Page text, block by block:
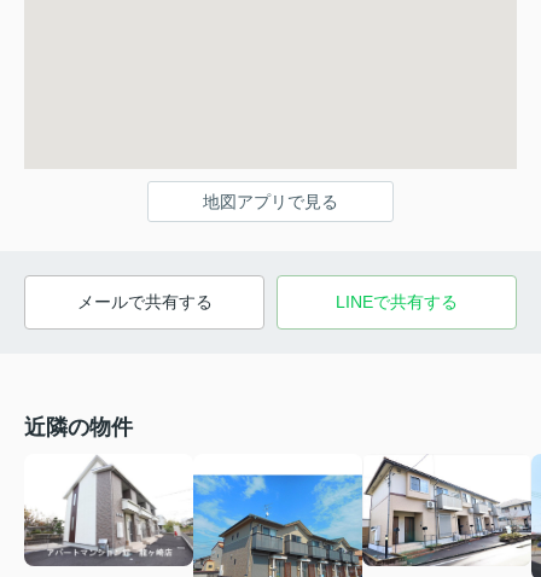
地図アプリで見る
メールで共有する LINEで共有する
近隣の物件